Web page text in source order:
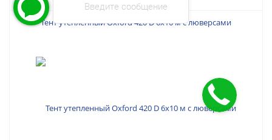
Тент утепленный Oxford 420 D 6х10 м с люверсами
Введите сообщение